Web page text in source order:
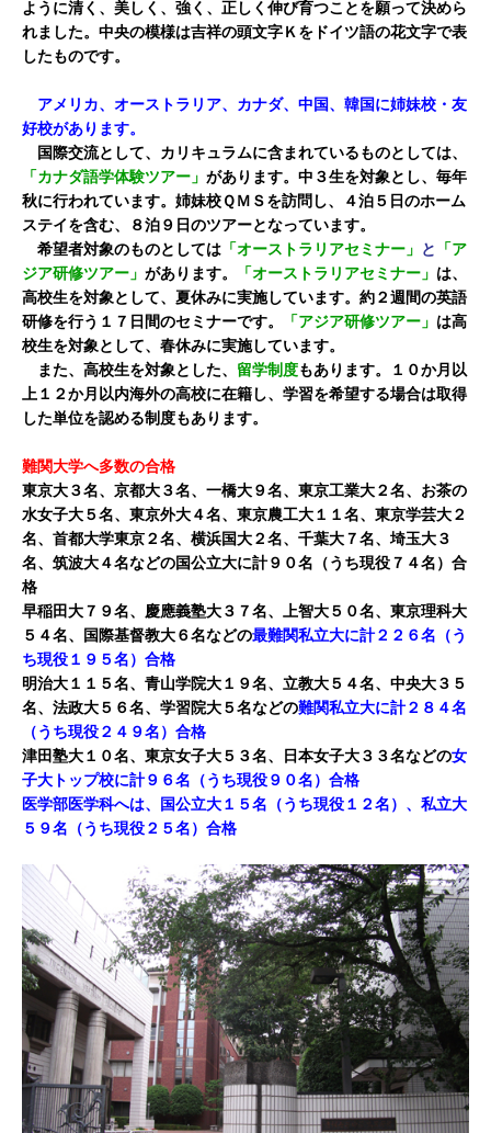
ように清く、美しく、強く、正しく伸び育つことを願って決めら
れました。中央の模様は吉祥の頭文字Ｋをドイツ語の花文字で表
したものです。
アメリカ、オーストラリア、カナダ、中国、韓国に姉妹校・友
好校があります。
国際交流として、カリキュラムに含まれているものとしては、
「カナダ語学体験ツアー」 があります。中３生を対象とし、毎年
秋に行われています。姉妹校ＱＭＳを訪問し、４泊５日のホーム
ステイを含む、８泊９日のツアーとなっています。
希望者対象のものとしては 「オーストラリアセミナー」 と
「ア
ジア研修ツアー」 があります。 「オーストラリアセミナー」 は、
高校生を対象として、夏休みに実施しています。約２週間の英語
研修を行う１７日間のセミナーです。
「アジア研修ツアー」 は高
校生を対象として、春休みに実施しています。
また、高校生を対象とした、 留学制度もあります。１０か月以
上１２か月以内海外の高校に在籍し、学習を希望する場合は取得
した単位を認める制度もあります。
難関大学へ多数の合格
東京大３名、京都大３名、一橋大９名、東京工業大２名、お茶の
水女子大５名、東京外大４名、東京農工大１１名、東京学芸大２
名、首都大学東京２名、横浜国大２名、千葉大７名、埼玉大３
名、筑波大４名などの国公立大に計９０名（うち現役７４名）合
格
早稲田大７９名、慶應義塾大３７名、上智大５０名、東京理科大
５４名、国際基督教大６名などの最難関私立大に計２２６名（う
ち現役１９５名）合格
明治大１１５名、青山学院大１９名、立教大５４名、中央大３５
名、法政大５６名、学習院大５名などの難関私立大に計２８４名
（うち現役２４９名）合格
津田塾大１０名、東京女子大５３名、日本女子大３３名などの女
子大トップ校に計９６名（うち現役９０名）合格
医学部医学科へは、国公立大１５名（うち現役１２名）、私立大
５９名（うち現役２５名）合格